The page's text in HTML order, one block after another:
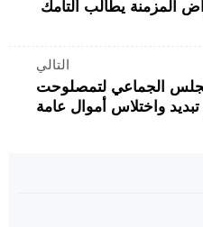
المزمنة يطالب التامك
التالي
الجماعي لتمصلوحت
تبديد واختلاس أموال عامة